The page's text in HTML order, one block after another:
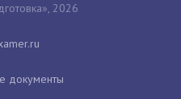
2026
документы